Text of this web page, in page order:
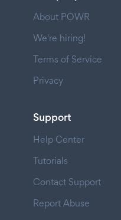
About POWR
We're hiring!
Terms of Service
Privacy
Support
Help Center
Tutorials
Contact Support
Report Abuse